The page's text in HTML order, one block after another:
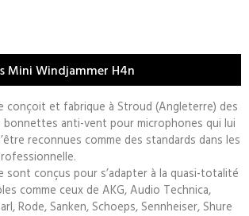
Mini Windjammer H4n
conçoit et fabrique à Stroud (Angleterre) des
bonnettes anti-vent pour microphones qui lui
reconnues comme des standards dans les
sont conçus pour s’adapter à la quasi-totalité
comme ceux de AKG, Audio Technica,
Rode, Sanken, Schoeps, Sennheiser, Shure